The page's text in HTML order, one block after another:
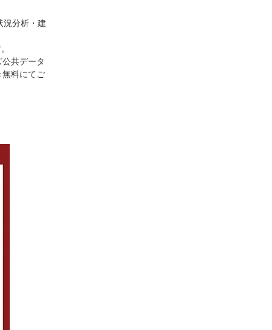
況分析・建
共データ
料にてご